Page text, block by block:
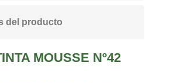
del producto
MOUSSE Nº42